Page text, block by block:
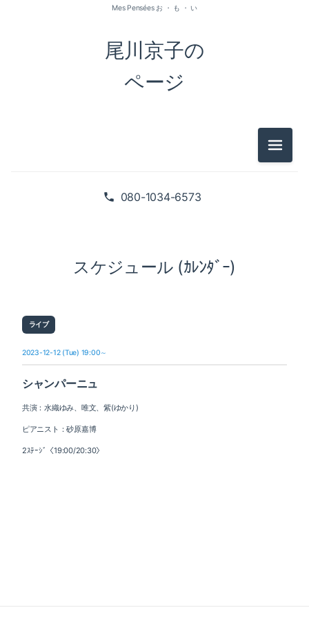
080-1034-6573
尾川京子の
ページ
Mes Pensées お ・ も ・ い
メニュ
スケジュール (ｶﾚﾝﾀﾞｰ)
ライブ
2023-12-12 (Tue) 19:00～
シャンパーニュ
共演：水織ゆみ、唯文、紫(ゆかり)
ピアニスト：砂原嘉博
2ｽﾃｰｼﾞ〈19:00/20:30〉